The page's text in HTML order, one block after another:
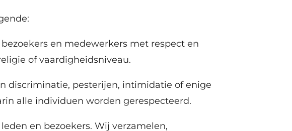
en medewerkers met respect en
of vaardigheidsniveau.
discriminatie, pesterijen, intimidatie of enige
alle individuen worden gerespecteerd.
en bezoekers. Wij verzamelen,